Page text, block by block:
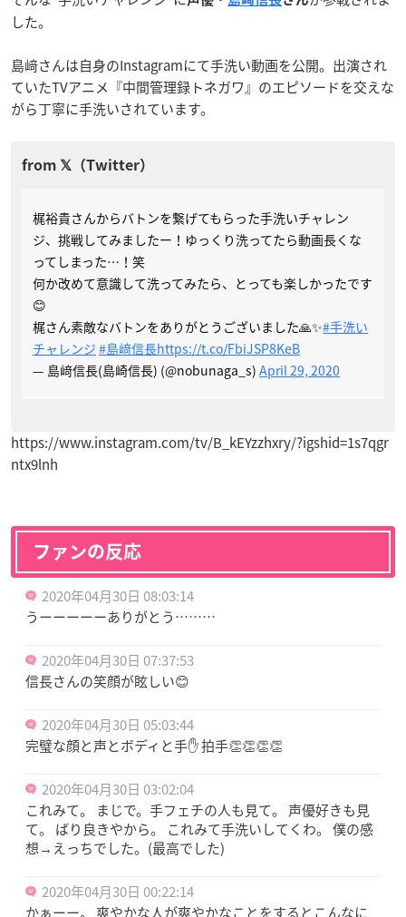
した。
島﨑さんは自身のInstagramにて手洗い動画を公開。出演され
ていたTVアニメ『中間管理録トネガワ』のエピソードを交えな
がら丁寧に手洗いされています。
梶裕貴さんからバトンを繋げてもらった手洗いチャレン
ジ、挑戦してみましたー！ゆっくり洗ってたら動画長くな
ってしまった…！笑
何か改めて意識して洗ってみたら、とっても楽しかったです
😊
梶さん素敵なバトンをありがとうございました🙏✨#手洗い
チャレンジ #島﨑信長https://t.co/FbiJSP8KeB
— 島﨑信長(島崎信長) (@nobunaga_s) April 29, 2020
https://www.instagram.com/tv/B_kEYzzhxry/?igshid=1s7qgr
ntx9lnh
ファンの反応
2020年04月30日 08:03:14
うーーーーーありがとう………
2020年04月30日 07:37:53
信長さんの笑顔が眩しい😊
2020年04月30日 05:03:44
完璧な顔と声とボディと手✋ 拍手👏👏👏👏
2020年04月30日 03:02:04
これみて。 まじで。手フェチの人も見て。 声優好きも見
て。 ばり良きやから。 これみて手洗いしてくわ。 僕の感
想→えっちでした。(最高でした)
2020年04月30日 00:22:14
かぁーー。 爽やかな人が爽やかなことをするとこんなに